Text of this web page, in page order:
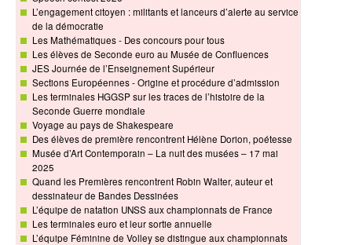
L’engagement citoyen : militants et lanceurs d’alerte au service
de la démocratie
Les Mathématiques - Des concours pour tous
Les élèves de Seconde euro au Musée de Confluences
JES Journée de l’Enseignement Supérieur
Sections Européennes - Origine et procédure d’admission
Les terminales HGGSP sur les traces de l’histoire de la
Seconde Guerre mondiale
Voyage au pays de Shakespeare
Des élèves de première rencontrent Hélène Dorion, poétesse
Musée d’Art Contemporain – La nuit des musées – 17 mai
2025
Quand les Premières rencontrent Robin Walter, auteur et
dessinateur de Bandes Dessinées
L’équipe de natation UNSS aux championnats de France
Les terminales euro et leur sortie annuelle
L’équipe Féminine de Volley se distingue aux championnats